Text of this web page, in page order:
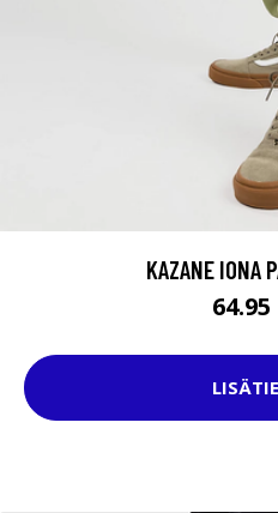
KAZANE IONA
64.95